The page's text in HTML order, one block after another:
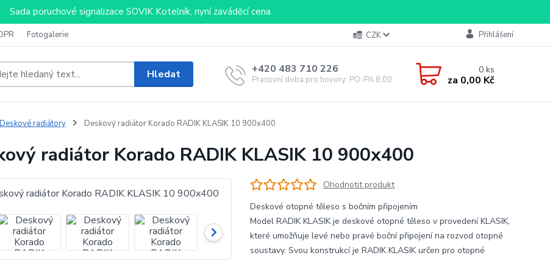
Sada poruchové signalizace SOVIK Kotelník, nyní zaváděcí cena
Fotogalerie CZK Přihlášení
Hledat +420 483 710 226
Pracovní doba pro hovory: PO-PA 8,00-16,00
0ks
za 0,00 Kč
Deskové radiátory Deskový radiátor Korado RADIK KLASIK 10 900x400
radiátor Korado RADIK KLASIK 10 900x400
Ohodnotit produkt
Deskové otopné těleso s bočním připojením
Model RADIK KLASIK je deskové otopné těleso v provedení KLASIK,
které umožňuje levé nebo pravé boční připojení na rozvod otopné
soustavy. Svou konstrukcí je RADIK KLASIK určen pro otopné